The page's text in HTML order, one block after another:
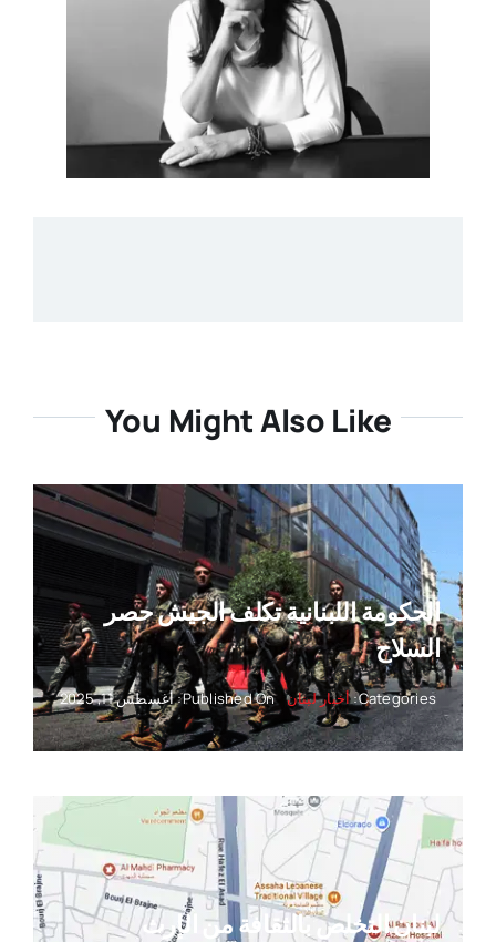
You Might Also Like
الحكومة اللبنانية تكلف الجيش حصر
السلاح
Categories: أخبار لبنان Published On: أغسطس 11, 2025
لبنان التخلص بالثقافة من الإرث